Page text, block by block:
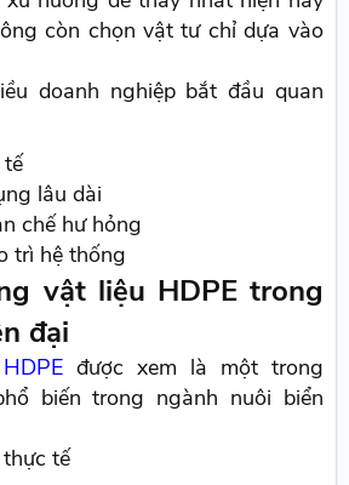
còn chọn vật tư chỉ dựa vào
doanh nghiệp bắt đầu quan
lâu dài
chế hư hỏng
trì hệ thống
vật liệu HDPE trong
đại
được xem là một trong
biến trong ngành nuôi biển
tế